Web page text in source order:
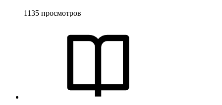
1135 просмотров